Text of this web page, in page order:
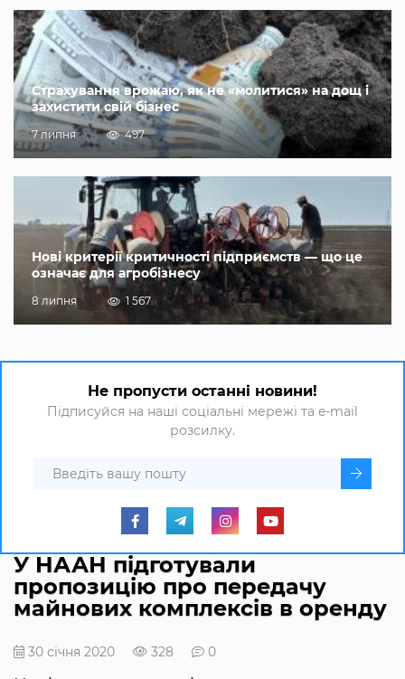
Страхування врожаю, як не «молитися» на дощ і
захистити свій бізнес
7 липня 497
Нові критерії критичності підприємств — що це
означає для агробізнесу
8 липня 1 567
Не пропусти останні новини!
Підписуйся на наші соціальні мережі та e-mail
розсилку.
У НААН підготували
пропозицію про передачу
майнових комплексів в оренду
30 січня 2020 328 0